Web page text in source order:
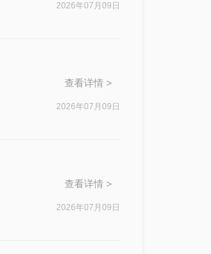
2026年07月09日
查看详情 >
2026年07月09日
查看详情 >
2026年07月09日